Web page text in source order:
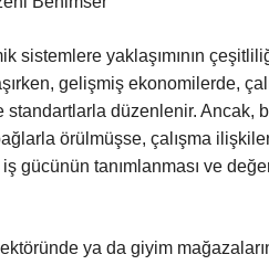
sistemlere yaklaşımının
gelişmiş ekonomilerde,
düzenlenir. Ancak,
örülmüşse, çalışma
gücünün tanımlanması ve
ya da giyim